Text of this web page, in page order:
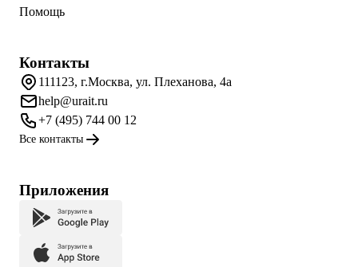
Помощь
Контакты
111123, г.Москва, ул. Плеханова, 4а
help@urait.ru
+7 (495) 744 00 12
Все контакты
Приложения